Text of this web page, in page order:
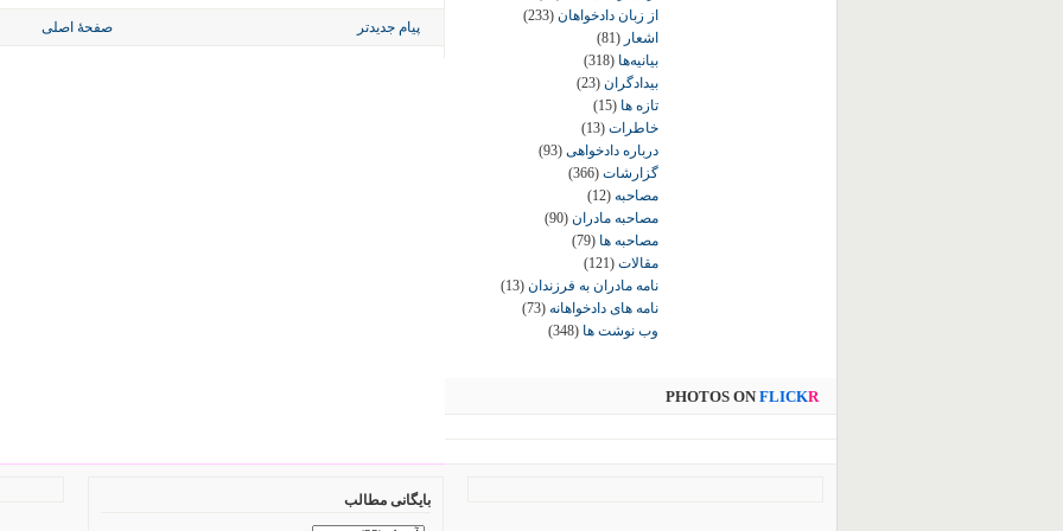
پیام جدیدتر صفحهٔ اصلی
از زبان دادخواهان (233)
اشعار (81)
بیانیه‌ها (318)
بیدادگران (23)
تازه ها (15)
خاطرات (13)
درباره دادخواهی (93)
گزارشات (366)
مصاحبه (12)
مصاحبه مادران (90)
مصاحبه ها (79)
مقالات (121)
نامه مادران به فرزندان (13)
نامه های دادخواهانه (73)
وب نوشت ها (348)
PHOTOS ON FLICKR
بایگانی مطالب